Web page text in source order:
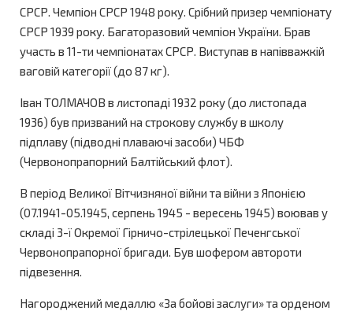
СРСР. Чемпіон СРСР 1948 року. Срібний призер чемпіонату
СРСР 1939 року. Багаторазовий чемпіон України. Брав
участь в 11-ти чемпіонатах СРСР. Виступав в напівважкій
ваговій категорії (до 87 кг).
Іван ТОЛМАЧОВ в листопаді 1932 року (до листопада
1936) був призваний на строкову службу в школу
підплаву (підводні плаваючі засоби) ЧБФ
(Червонопрапорний Балтійський флот).
В період Великої Вітчизняної війни та війни з Японією
(07.1941-05.1945, серпень 1945 - вересень 1945) воював у
складі 3-ї Окремої Гірничо-стрілецької Печенгської
Червонопрапорної бригади. Був шофером автороти
підвезення.
Нагороджений медаллю «За бойові заслуги» та орденом